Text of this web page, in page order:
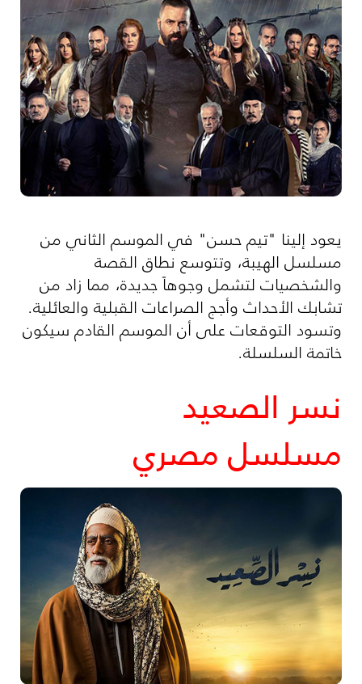
يعود إلينا "تيم حسن" في الموسم الثاني من
مسلسل الهيبة، وتتوسع نطاق القصة
والشخصيات لتشمل وجوهاً جديدة، مما زاد من
تشابك الأحداث وأجج الصراعات القبلية والعائلية.
وتسود التوقعات على أن الموسم القادم سيكون
خاتمة السلسلة.
نسر الصعيد
مسلسل مصري